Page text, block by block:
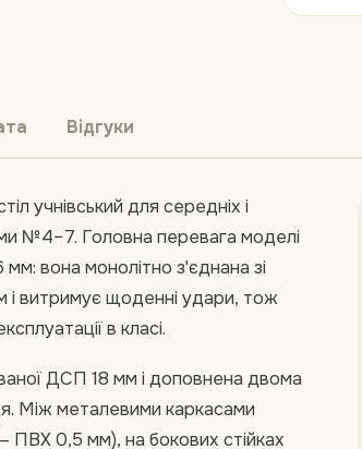
Відгуки
учнівський для середніх і
№4–7. Головна перевага моделі
вона монолітно з'єднана зі
і витримує щоденні удари, тож
в класі.
ДСП 18 мм і доповнена двома
Між металевими каркасами
ПВХ 0,5 мм), на бокових стійках